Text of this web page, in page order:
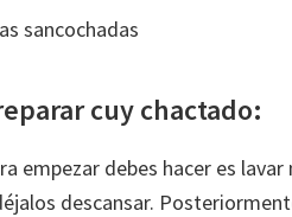
sancochadas
cuy chactado:
empezar debes hacer es
descansar.